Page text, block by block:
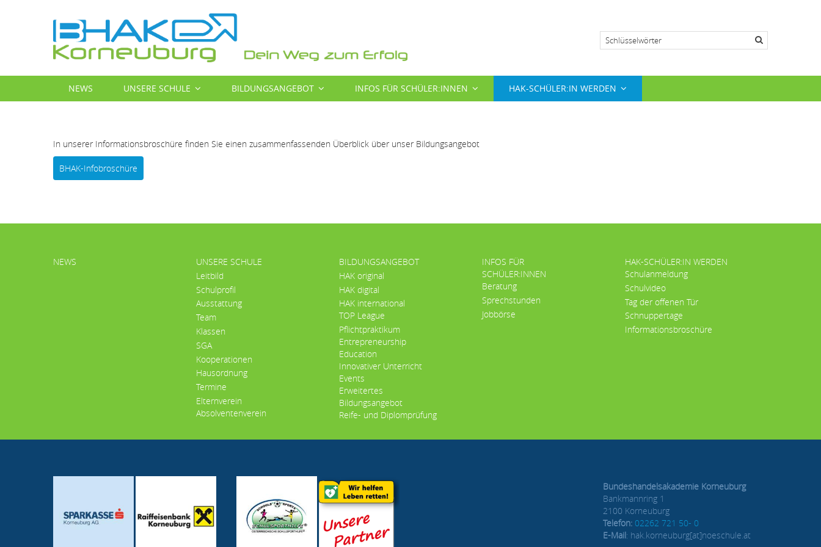
Suche
MAIN
NAVIGATION
NEWS UNSERE SCHULE BILDUNGSANGEBOT INFOS FÜR SCHÜLER:INNEN HAK-SCHÜLER:IN WERDEN
In unserer Informationsbroschüre finden Sie einen zusammenfassenden Überblick über unser Bildungsangebot
BHAK-Infobroschüre
HAUPTMENÜ
NEWS
UNSERE SCHULE
Leitbild
Schulprofil
Ausstattung
Team
Klassen
SGA
Kooperationen
Hausordnung
Termine
Elternverein
Absolventenverein
BILDUNGSANGEBOT
HAK original
HAK digital
HAK international
TOP League
Pflichtpraktikum
Entrepreneurship
Education
Innovativer Unterricht
Events
Erweitertes
Bildungsangebot
Reife- und Diplomprüfung
INFOS FÜR
SCHÜLER:INNEN
Beratung
Sprechstunden
Jobbörse
HAK-SCHÜLER:IN WERDEN
Schulanmeldung
Schulvideo
Tag der offenen Tür
Schnuppertage
Informationsbroschüre
Bundeshandelsakademie Korneuburg
Bankmannring 1
2100 Korneuburg
Telefon: 02262 721 50- 0
E-Mail: hak.korneuburg[at]noeschule.at